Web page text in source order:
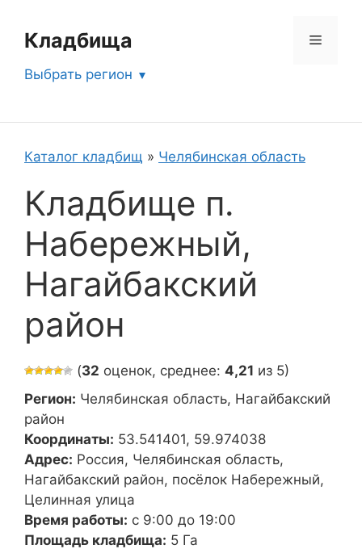
содержимому
Кладбища Меню
Выбрать регион
Каталог кладбищ » Челябинская область
Кладбище п.
Набережный,
Нагайбакский
район
(32 оценок, среднее: 4,21 из 5)
Регион: Челябинская область, Нагайбакский
район
Координаты: 53.541401, 59.974038
Адрес: Россия, Челябинская область,
Нагайбакский район, посёлок Набережный,
Целинная улица
Время работы: с 9:00 до 19:00
Площадь кладбища: 5 Га